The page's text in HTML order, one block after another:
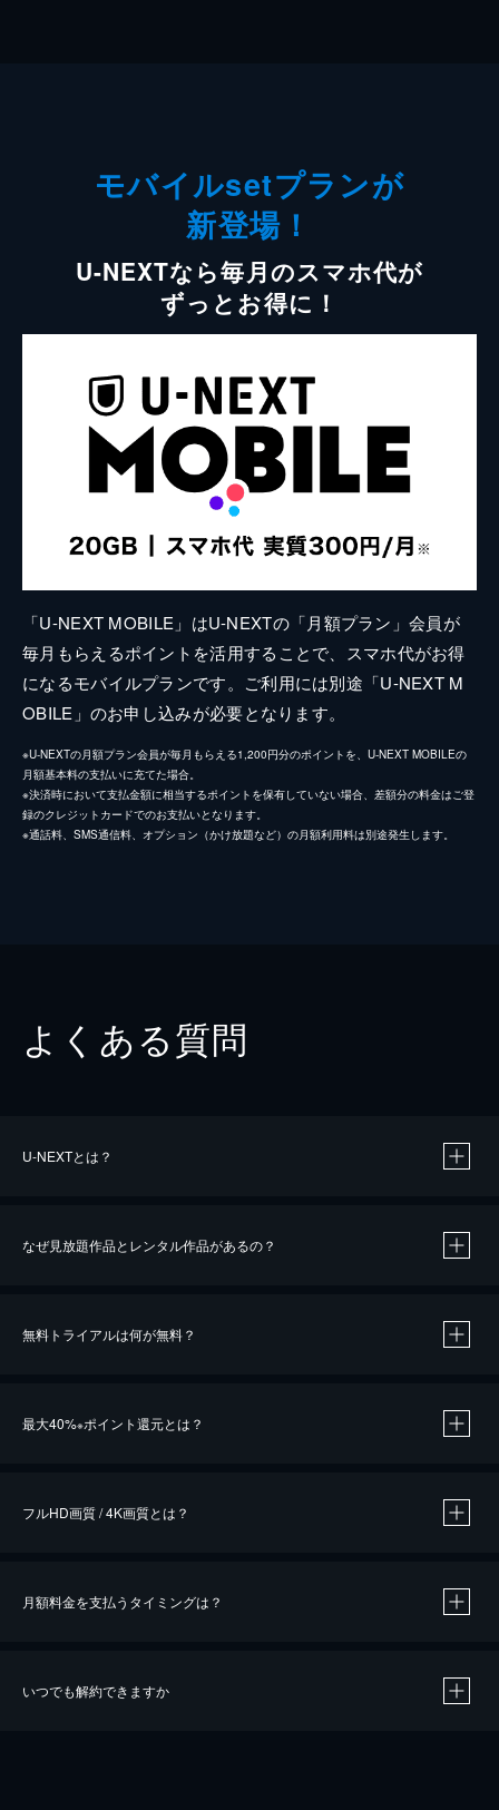
モバイルsetプランが
新登場！
U-NEXTなら毎月のスマホ代が
ずっとお得に！
「U-NEXT MOBILE」はU-NEXTの「月額プラン」会員が
毎月もらえるポイントを活用することで、スマホ代がお得
になるモバイルプランです。ご利用には別途「U-NEXT M
OBILE」のお申し込みが必要となります。
※U-NEXTの月額プラン会員が毎月もらえる1,200円分のポイントを、U-NEXT MOBILEの
月額基本料の支払いに充てた場合。
※決済時において支払金額に相当するポイントを保有していない場合、差額分の料金はご登
録のクレジットカードでのお支払いとなります。
※通話料、SMS通信料、オプション（かけ放題など）の月額利用料は別途発生します。
よくある質問
U-NEXTとは？
なぜ見放題作品とレンタル作品があるの？
無料トライアルは何が無料？
最大40%※ポイント還元とは？
※40％ポイント還元の対象は、クレジットカード決済による作品の購入 / レンタルです。
iOSアプリのUコイン決済による作品の購入 / レンタルは、20％のポイント還元です。
フルHD画質 / 4K画質とは？
月額料金を支払うタイミングは？
いつでも解約できますか